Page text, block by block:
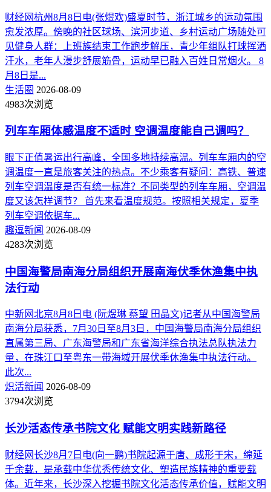
财经网杭州8月8日电(张煜欢)盛夏时节，浙江城乡的运动氛围
愈发浓厚。傍晚的社区球场、滨河步道、乡村运动广场随处可
见健身人群：上班族结束工作跑步解压，青少年组队打球挥洒
汗水，老年人漫步舒展筋骨，运动早已融入百姓日常烟火。 8
月8日是...
生活圈 2026-08-09
4983次浏览
列车车厢体感温度不适时 空调温度能自己调吗？
眼下正值暑运出行高峰，全国多地持续高温。列车车厢内的空
调温度一直是旅客关注的热点。不少乘客有疑问：高铁、普速
列车空调温度是否有统一标准？不同类型的列车车厢，空调温
度又该怎样调节？ 首先来看温度规范。按照相关规定，夏季
列车空调依据车...
趣逗新闻 2026-08-09
4283次浏览
中国海警局南海分局组织开展南海伏季休渔集中执
法行动
中新网北京8月8日电 (阮煜琳 蔡望 田晶文)记者从中国海警局
南海分局获悉，7月30日至8月3日，中国海警局南海分局组织
直属第三局、广东海警局和广东省海洋综合执法总队执法力
量，在珠江口至粤东一带海域开展伏季休渔集中执法行动。
此次...
炽活新闻 2026-08-09
3794次浏览
长沙活态传承书院文化 赋能文明实践新路径
财经网长沙8月7日电(向一鹏)书院起源于唐、成形于宋，绵延
千余载，是承载中华优秀传统文化、塑造民族精神的重要载
体。近年来，长沙深入挖掘书院文化活态传承价值，赋能文明